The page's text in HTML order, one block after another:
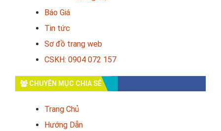
Báo Giá
Tin tức
Sơ đồ trang web
CSKH: 0904 072 157
CHUYÊN MỤC CHIA SẺ
Trang Chủ
Hướng Dẫn